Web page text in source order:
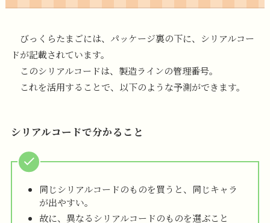
びっくらたまごには、パッケージ裏の下に、シリアルコー
ドが記載されています。
このシリアルコードは、製造ラインの管理番号。
これを活用することで、以下のような予測ができます。
シリアルコードで分かること
同じシリアルコードのものを買うと、同じキャラ
が出やすい。
故に、異なるシリアルコードのものを選ぶこと